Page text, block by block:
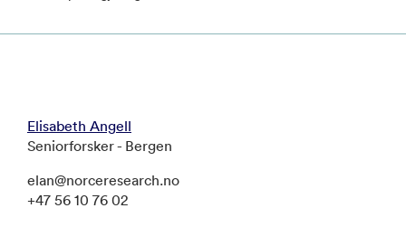
Elisabeth Angell
Seniorforsker - Bergen
elan@norceresearch.no
+47 56 10 76 02